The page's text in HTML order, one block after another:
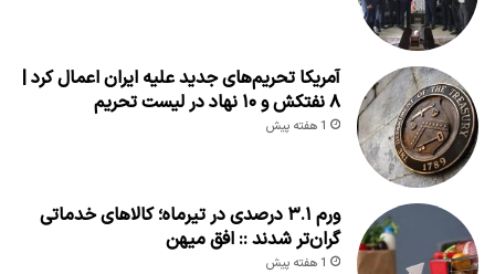
آمریکا تحریم‌های جدید علیه ایران اعمال کرد |
۸ نفتکش و ۱۰ نهاد در لیست تحریم
1 هفته پیش
ورم ۳.۱ درصدی در تیرماه؛ کالاهای خدماتی
گران‌تر شدند :: افق میهن
1 هفته پیش